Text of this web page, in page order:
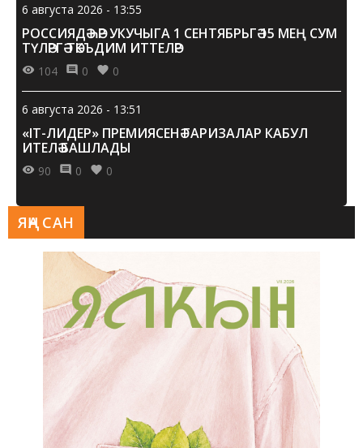
6 августа 2026 - 13:55
РОССИЯДӘ ҺӘР УКУЧЫГА 1 СЕНТЯБРЬГӘ 15 МЕҢ СУМ
ТҮЛӘРГӘ ТӘКЪДИМ ИТТЕЛӘР
104 0 0
6 августа 2026 - 13:51
«IT-ЛИДЕР» ПРЕМИЯСЕНӘ ГАРИЗАЛАР КАБУЛ
ИТЕЛӘ БАШЛАДЫ
90 0 0
ЯҢА САН